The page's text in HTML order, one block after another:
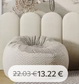
22.03€13 .22 €